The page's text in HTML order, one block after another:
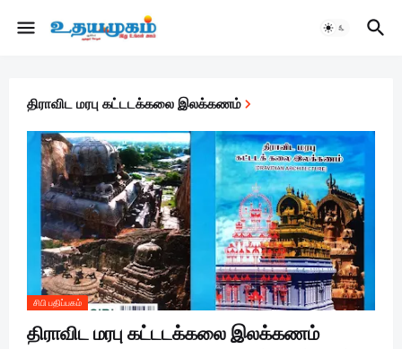
திராவிட மரபு கட்டடக்கலை இலக்கணம்
சிபி பதிப்பகம்
திராவிட மரபு கட்டடக்கலை இலக்கணம்